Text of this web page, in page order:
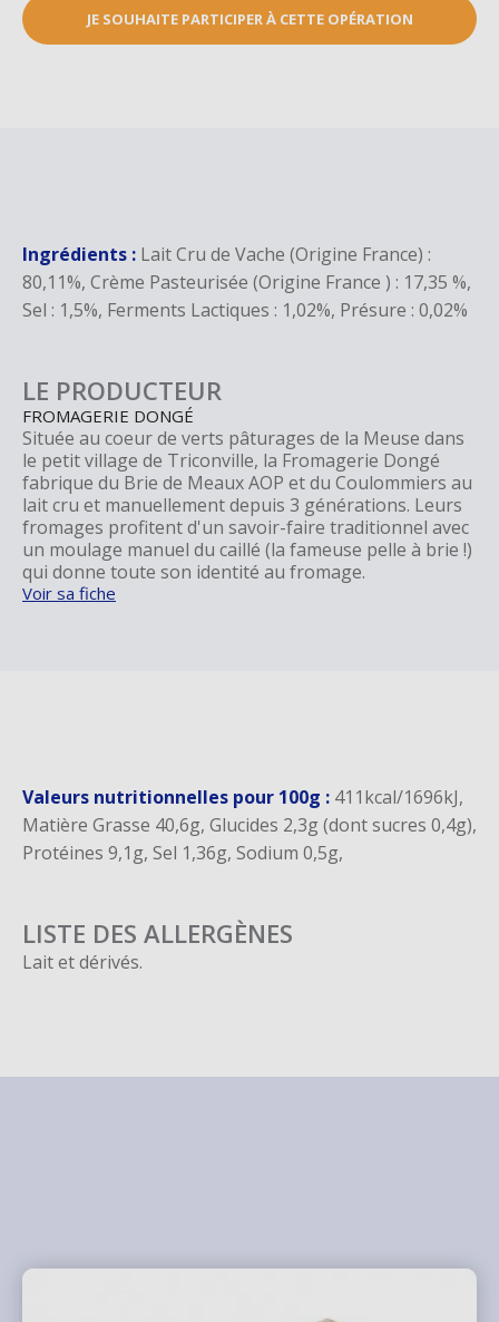
JE SOUHAITE PARTICIPER À CETTE OPÉRATION
Ingrédients : Lait Cru de Vache (Origine France) :
80,11%, Crème Pasteurisée (Origine France ) : 17,35 %,
Sel : 1,5%, Ferments Lactiques : 1,02%, Présure : 0,02%
LE PRODUCTEUR
FROMAGERIE DONGÉ
Située au coeur de verts pâturages de la Meuse dans
le petit village de Triconville, la Fromagerie Dongé
fabrique du Brie de Meaux AOP et du Coulommiers au
lait cru et manuellement depuis 3 générations. Leurs
fromages profitent d'un savoir-faire traditionnel avec
un moulage manuel du caillé (la fameuse pelle à brie !)
qui donne toute son identité au fromage.
Voir sa fiche
Valeurs nutritionnelles pour 100g : 411kcal/1696kJ,
Matière Grasse 40,6g, Glucides 2,3g (dont sucres 0,4g),
Protéines 9,1g, Sel 1,36g, Sodium 0,5g,
LISTE DES ALLERGÈNES
Lait et dérivés.